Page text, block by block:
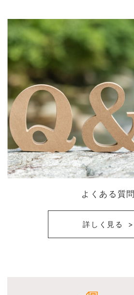
よくある質問
詳しく見る